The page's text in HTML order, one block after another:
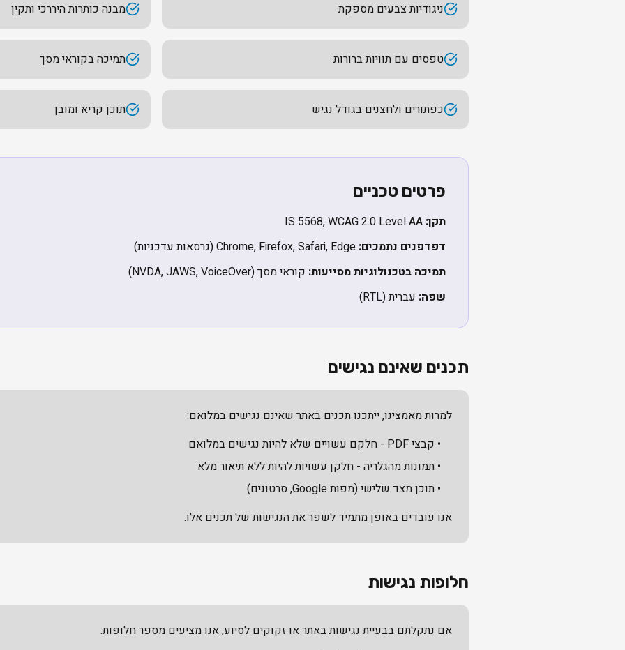
ניגודיות צבעים מספקת מבנה כותרות היררכי ותקין
טפסים עם תוויות ברורות תמיכה בקוראי מסך
כפתורים ולחצנים בגודל נגיש תוכן קריא ומובן
פרטים טכניים
תקן:
דפדפנים נתמכים:
תמיכה בטכנולוגיות מסייעות: קוראי מסך (NVDA, JAWS, VoiceOver)
שפה: עברית (RTL)
תכנים שאינם נגישים
למרות מאמצינו, ייתכנו תכנים באתר שאינם נגישים במלואם:
• קבצי PDF - חלקם עשויים שלא להיות נגישים במלואם
• תמונות מהגלריה - חלקן עשויות להיות ללא תיאור מלא
• תוכן מצד שלישי (מפות Google, סרטונים)
אנו עובדים באופן מתמיד לשפר את הנגישות של תכנים אלו.
חלופות נגישות
אם נתקלתם בבעיית נגישות באתר או זקוקים לסיוע, אנו מציעים מספר חלופות: